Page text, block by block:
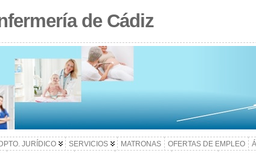
de Cádiz
DPTO. JURÍDICO SERVICIOS MATRONAS OFERTAS DE EMPLEO